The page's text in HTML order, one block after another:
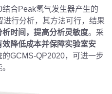
合Peak氢气发生器产生的
行分析，其方法可行，结果
时间，提高分析灵敏度。采
效降低成本并保障实验室安
GCMS-QP2020，可进一步